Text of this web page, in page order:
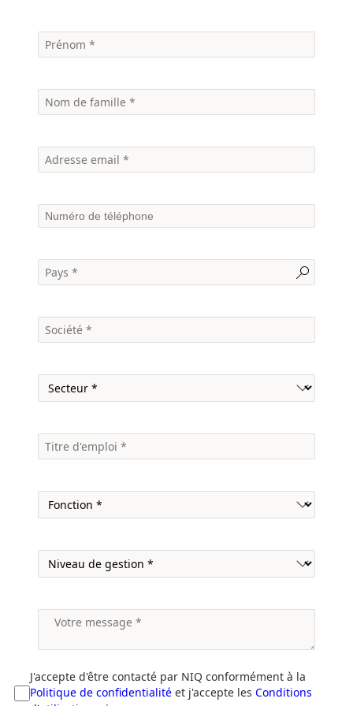
J'accepte d'être contacté par NIQ conformément à la
Politique de confidentialité et j'accepte les Conditions